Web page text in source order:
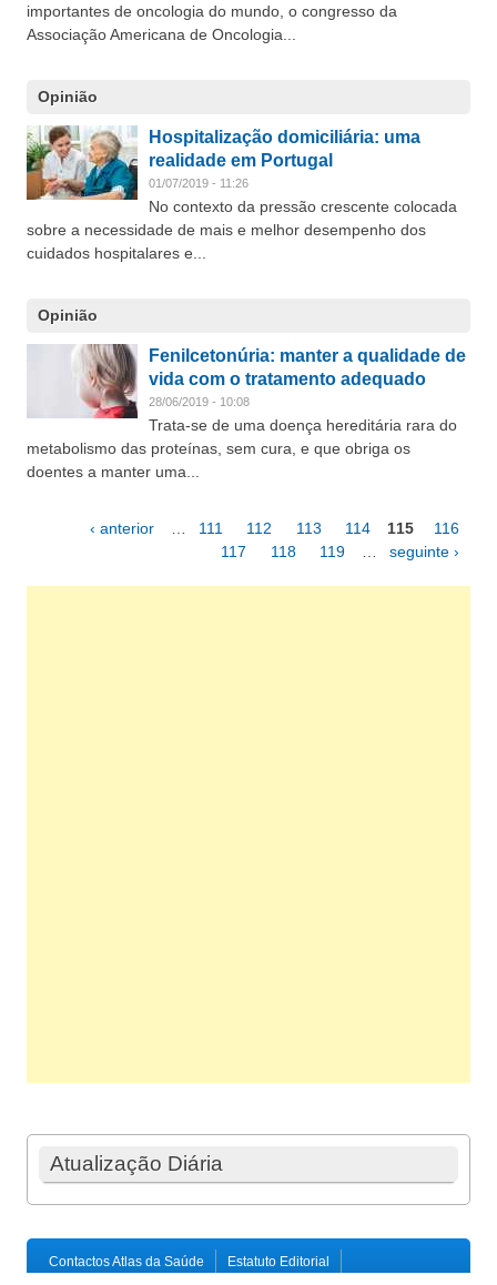
importantes de oncologia do mundo, o congresso da
Associação Americana de Oncologia...
Opinião
Hospitalização domiciliária: uma
realidade em Portugal
01/07/2019 - 11:26
No contexto da pressão crescente colocada
sobre a necessidade de mais e melhor desempenho dos
cuidados hospitalares e...
Opinião
Fenilcetonúria: manter a qualidade de
vida com o tratamento adequado
28/06/2019 - 10:08
Trata-se de uma doença hereditária rara do
metabolismo das proteínas, sem cura, e que obriga os
doentes a manter uma...
Páginas‹ anterior 111 112 113 114 115
116
117
118 119 seguinte ›
Atualização Diária
Contactos Atlas da Saúde
Estatuto Editorial